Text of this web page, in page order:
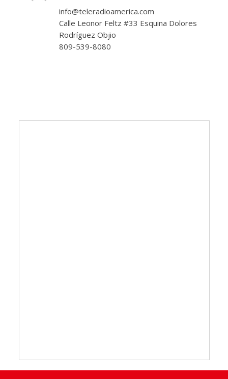
info@teleradioamerica.com
Calle Leonor Feltz #33 Esquina Dolores
Rodríguez Objio
809-539-8080